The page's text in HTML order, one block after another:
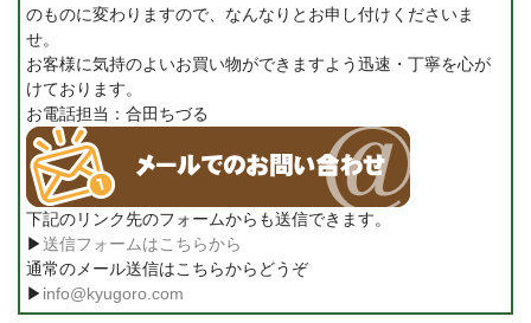
のものに変わりますので、なんなりとお申し付けくださいま
せ。
お客様に気持のよいお買い物ができますよう迅速・丁寧を心が
けております。
お電話担当：合田ちづる
下記のリンク先のフォームからも送信できます。
▶送信フォームはこちらから
通常のメール送信はこちらからどうぞ
▶ info@kyugoro.com